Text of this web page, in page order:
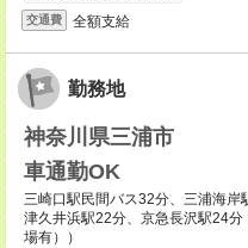
交通費 全額支給
勤務地
神奈川県三浦市
車通勤OK
三崎口駅民間バス32分、三浦海
津久井浜駅22分、京急長沢駅24
場有））